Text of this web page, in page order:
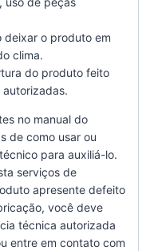
deixar o produto em
clima.
do produto feito
autorizadas.
no manual do
de como usar ou
para auxiliá-lo.
serviços de
apresente defeito
você deve
técnica autorizada
entre em contato com